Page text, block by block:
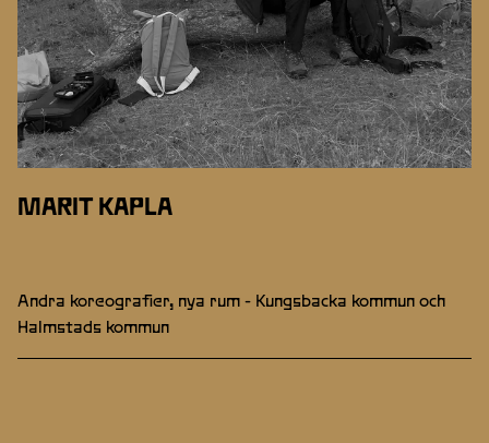
MARIT KAPLA
Andra koreografier, nya rum - Kungsbacka kommun och
Halmstads kommun